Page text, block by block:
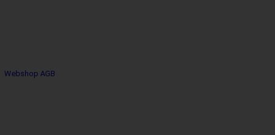
Webshop AGB